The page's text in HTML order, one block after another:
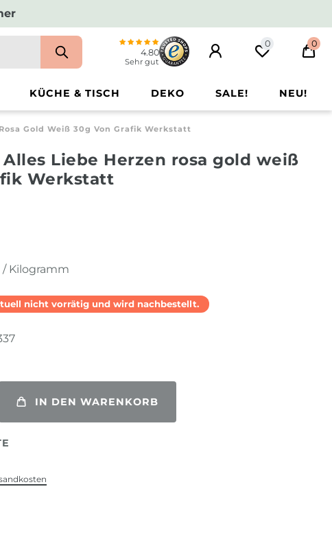
4.80
Sehr gut
0 0
KÜCHE & TISCH DEKO SALE! NEU!
Gold Weiß 30g Von Grafik Werkstatt
Liebe Herzen rosa gold weiß
Werkstatt
/ Kilogramm
nicht vorrätig und wird nachbestellt.
IN DEN WARENKORB